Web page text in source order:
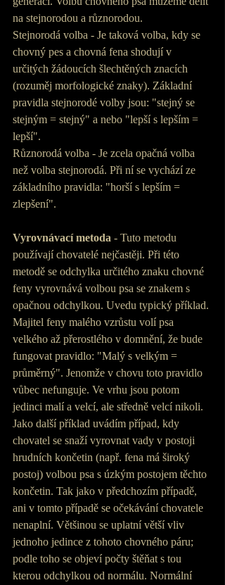
na stejnorodou a různorodou.
Stejnorodá volba - Je taková volba, kdy se
chovný pes a chovná fena shodují v
určitých žádoucích šlechtěných znacích
(rozuměj morfologické znaky). Základní
pravidla stejnorodé volby jsou: "stejný se
stejným = stejný" a nebo "lepší s lepším =
lepší".
Různorodá volba - Je zcela opačná volba
než volba stejnorodá. Při ní se vychází ze
základního pravidla: "horší s lepším =
zlepšení".
Vyrovnávací metoda - Tuto metodu
používají chovatelé nejčastěji. Při této
metodě se odchylka určitého znaku chovné
feny vyrovnává volbou psa se znakem s
opačnou odchylkou. Uvedu typický příklad.
Majitel feny malého vzrůstu volí psa
velkého až přerostlého v domnění, že bude
fungovat pravidlo: "Malý s velkým =
průměrný". Jenomže v chovu toto pravidlo
vůbec nefunguje. Ve vrhu jsou potom
jedinci malí a velcí, ale středně velcí nikoli.
Jako další příklad uvádím případ, kdy
chovatel se snaží vyrovnat vady v postoji
hrudních končetin (např. fena má široký
postoj) volbou psa s úzkým postojem těchto
končetin. Tak jako v předchozím případě,
ani v tomto případě se očekávání chovatele
nenaplní. Většinou se uplatní větší vliv
jednoho jedince z tohoto chovného páru;
podle toho se objeví počty štěňat s tou
kterou odchylkou od normálu. Normální